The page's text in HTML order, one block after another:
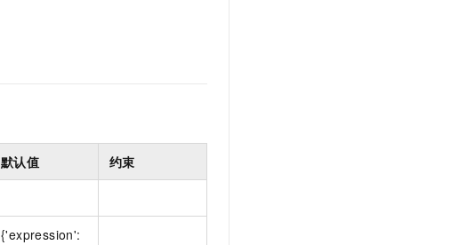
默认值 约束
{'expression':